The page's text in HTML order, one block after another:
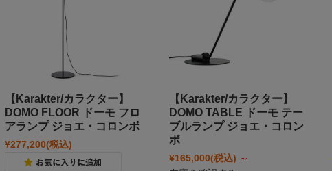
【Karakter/カラクター】
DOMO FLOOR ドーモ フロ
アランプ ジョエ・コロンボ
¥277,200(税込)
【Karakter/カラクター】
DOMO TABLE ドーモ テー
ブルランプ ジョエ・コロン
ボ
¥165,000(税込) ～